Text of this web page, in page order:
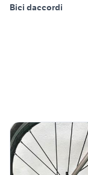
Bici daccordi